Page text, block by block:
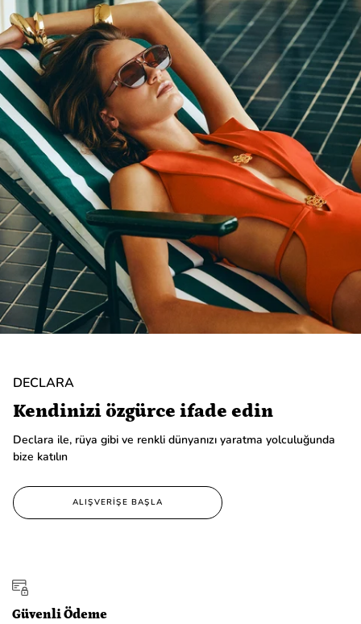
DECLARA
Kendinizi özgürce ifade edin
Declara ile, rüya gibi ve renkli dünyanızı yaratma yolculuğunda
bize katılın
ALIŞVERİŞE BAŞLA
Güvenli Ödeme